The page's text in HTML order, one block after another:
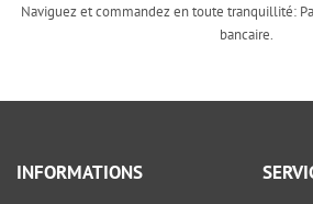
Naviguez et commandez en toute tranquillité:
bancaire.
INFORMATIONS